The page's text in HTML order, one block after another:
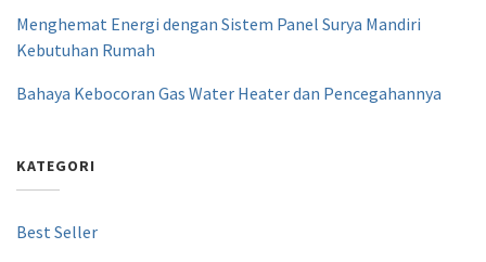
Menghemat Energi dengan Sistem Panel Surya Mandiri
Kebutuhan Rumah
Bahaya Kebocoran Gas Water Heater dan Pencegahannya
KATEGORI
Best Seller